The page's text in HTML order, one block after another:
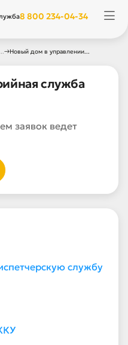
8 800 234-04-34
→Новый дом в управлении...
служба
заявок ведет
службу